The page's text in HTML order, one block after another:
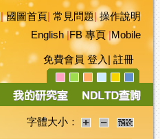
|國圖首頁 常見問題|操作說明
English|FB 專頁|Mobile
免費會員 登入 註冊
字體大小：